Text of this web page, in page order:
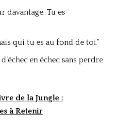
davantage. Tu es
qui tu es au fond de toi.”
d’échec en échec sans perdre
de la Jungle :
à Retenir